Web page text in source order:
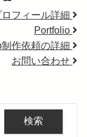
ロフィール詳細
Portfolio
作依頼の詳細
お問い合わせ